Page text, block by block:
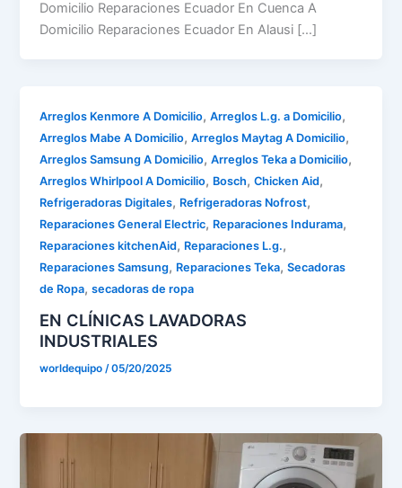
Domicilio Reparaciones Ecuador En Cuenca A
Domicilio Reparaciones Ecuador En Alausi […]
Arreglos Kenmore A Domicilio,Arreglos L.g. a Domicilio,
Arreglos Mabe A Domicilio,Arreglos Maytag A Domicilio,
Arreglos Samsung A Domicilio,Arreglos Teka a Domicilio,
Arreglos Whirlpool A Domicilio, Bosch,Chicken Aid,
Refrigeradoras Digitales, Refrigeradoras Nofrost,
Reparaciones General Electric, Reparaciones Indurama,
Reparaciones kitchenAid, Reparaciones L.g.,
Reparaciones Samsung, Reparaciones Teka,Secadoras
de Ropa,secadoras de ropa
EN CLÍNICAS LAVADORAS
INDUSTRIALES
worldequipo/05/20/2025